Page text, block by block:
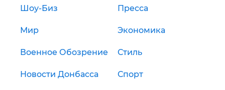
Шоу-Биз Пресса
Мир Экономика
Военное Обозрение Стиль
Новости Донбасса Спорт